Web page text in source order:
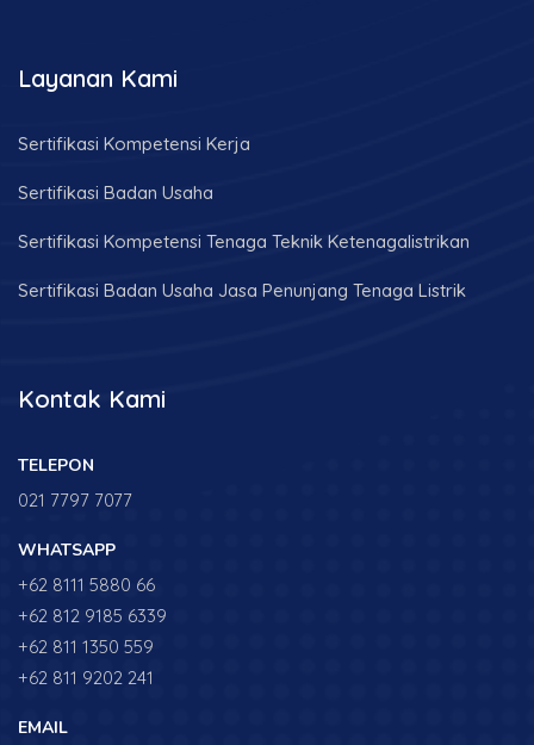
Layanan Kami
Sertifikasi Kompetensi Kerja
Sertifikasi Badan Usaha
Sertifikasi Kompetensi Tenaga Teknik Ketenagalistrikan
Sertifikasi Badan Usaha Jasa Penunjang Tenaga Listrik
Kontak Kami
TELEPON
021 7797 7077
WHATSAPP
+62 8111 5880 66
+62 812 9185 6339
+62 811 1350 559
+62 811 9202 241
EMAIL